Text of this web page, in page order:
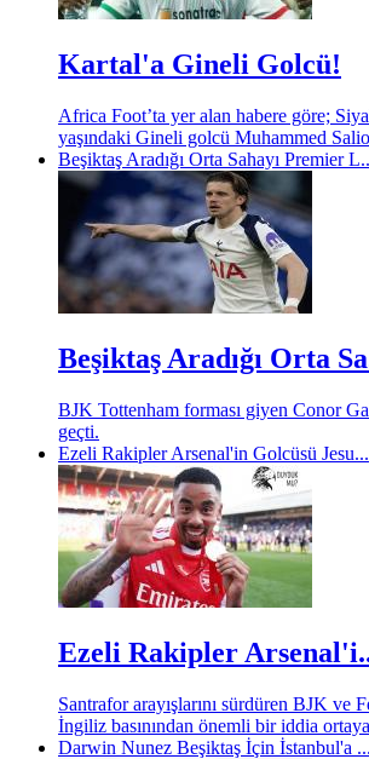
Kartal'a Gineli Golcü!
Africa Foot’ta yer alan habere göre;
yaşındaki Gineli golcü Muhammed
Beşiktaş Aradığı Orta Sahayı Premier
Beşiktaş Aradığı Orta
BJK Tottenham forması giyen Conor
geçti.
Ezeli Rakipler Arsenal'in Golcüsü Jesu...
Ezeli Rakipler
Santrafor arayışlarını sürdüren BJK ve
İngiliz basınından önemli bir iddia
Darwin Nunez Beşiktaş İçin İstanbul'a ...